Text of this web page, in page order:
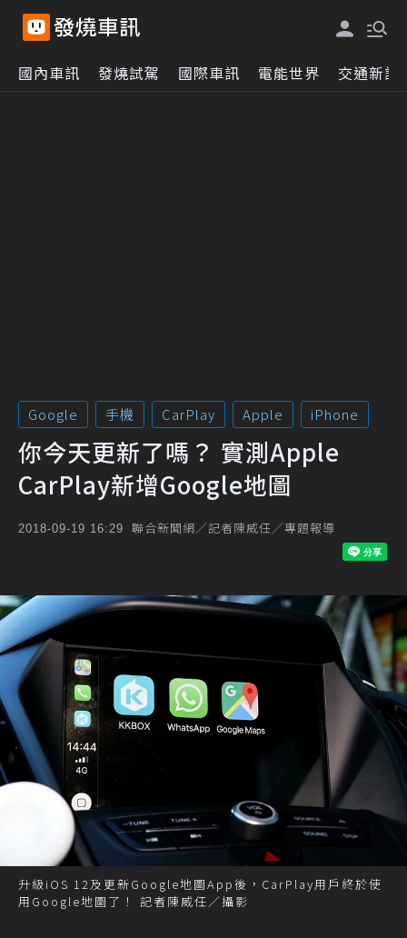
國內車訊 發燒試駕 國際車訊 電能世界 交通新訊
Google 手機 CarPlay Apple iPhone
你今天更新了嗎？ 實測Apple
CarPlay新增Google地圖
2018-09-19 16:29 聯合新聞網／記者陳威任／專題報導
升級iOS 12及更新Google地圖App後，CarPlay用戶終於使
用Google地圖了！ 記者陳威任／攝影